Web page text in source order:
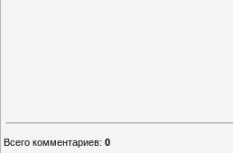
Всего комментариев: 0